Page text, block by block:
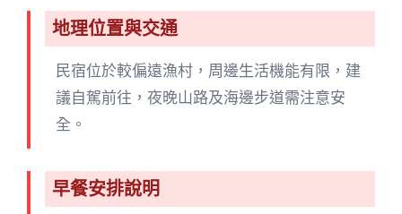
地理位置與交通
民宿位於較偏遠漁村，周邊生活機能有限，建
議自駕前往，夜晚山路及海邊步道需注意安
全。
早餐安排說明